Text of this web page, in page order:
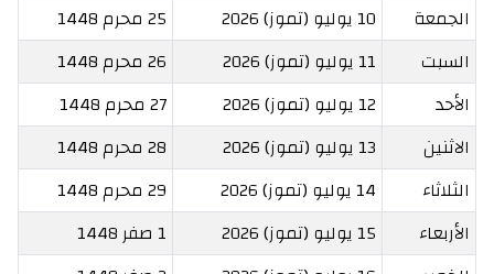
الجمعة
10 يوليو (تموز) 2026
25 محرم 1448
السبت
11 يوليو (تموز) 2026
26 محرم 1448
الأحد
12 يوليو (تموز) 2026
27 محرم 1448
الاثنين
13 يوليو (تموز) 2026
28 محرم 1448
الثلاثاء
14 يوليو (تموز) 2026
29 محرم 1448
الأربعاء
15 يوليو (تموز) 2026
1 صفر 1448